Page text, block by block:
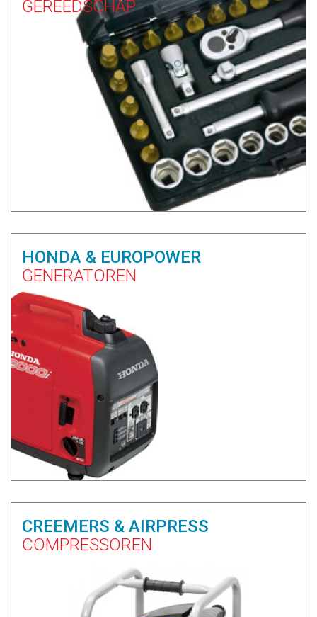
GEREEDSCHAP
HONDA & EUROPOWER
GENERATOREN
CREEMERS & AIRPRESS
COMPRESSOREN